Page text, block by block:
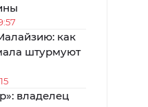
как
штурмуют
владелец